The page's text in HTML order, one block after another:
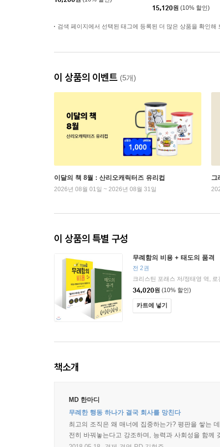
15,120원 (10% 할인)
검색 페이지에서 선택된 태그에 등록된 더 많은 상품을 확인해
이 상품의 이벤트 (5개)
이달의 책 8월 : 산리오캐릭터즈 유리컵
2026년 08월 01일 ~ 2026년 08월 31일
그
이 상품의 특별 구성
무례함의 비용 + 태도의 품격
전 2권
34,020원 (10% 할인)
카트에 넣기
책소개
MD 한마디
무례한 행동 하나가 결국 회사를 망친다
최고의 조직은 왜 매너에 집중하는가? 평판을 쌓는
전히 바꿔놓는다고 강조하며, 능력과 사회성을 함께